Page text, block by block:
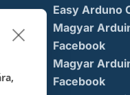
Easy Arduno
Magyar
Facebook
Magyar
Facebook